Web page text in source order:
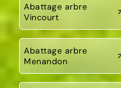
Abattage arbre
Vincourt
Abattage arbre
Menandon